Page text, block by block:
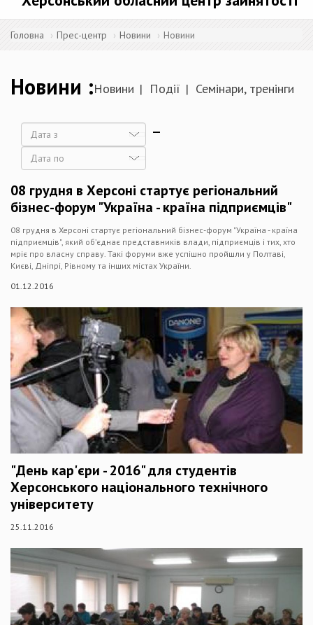
Головна Прес-центр Новини Новини
Новини Новини Події Семінари, тренінги
Дата
08 грудня в Херсоні стартує регіональний
бізнес-форум "Україна - країна підприємців"
08 грудня в Херсоні стартує регіональний бізнес-форум "Україна - країна
підприємців", який об’єднає представників влади, підприємців і тих, хто
мріє про власну справу. Такі форуми вже успішно пройшли у Полтаві,
Києві, Дніпрі, Рівному та інших містах України.
01.12.2016
"День кар'єри - 2016" для студентів
Херсонського національного технічного
університету
25.11.2016